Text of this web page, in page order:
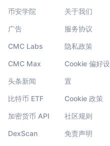
币安学院
广告
CMC Labs
CMC Max
头条新闻
比特币 ETF
加密货币 API
DexScan
关于我们
服务协议
隐私政策
Cookie 偏好设
置
Cookie 政策
社区规则
免责声明